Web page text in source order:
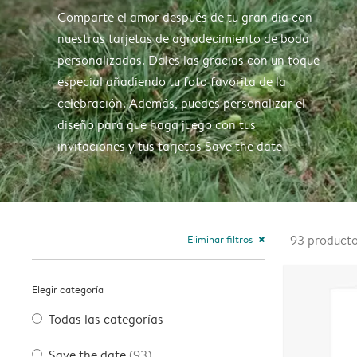
Comparte el amor después de tu gran día con
nuestras tarjetas de agradecimiento de boda
personalizadas. Dales las gracias con un toque
especial añadiendo tu foto favorita de la
celebración. Además, puedes personalizar el
diseño para que haga juego con tus
invitaciones y tus tarjetas Save the date
Eliminar filtros close
Elegir categoría
Todas las categorías
93